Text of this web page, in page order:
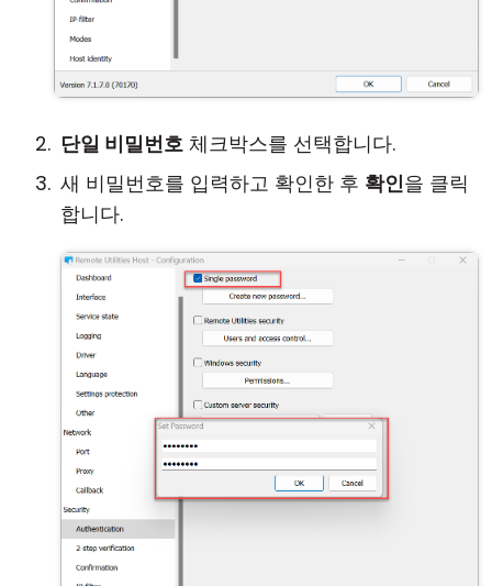
단일 비밀번호 체크박스를 선택합니다.
새 비밀번호를 입력하고 확인한 후 확인을 클릭
합니다.